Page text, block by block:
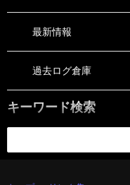
最新情報
過去ログ倉庫
キーワード検索